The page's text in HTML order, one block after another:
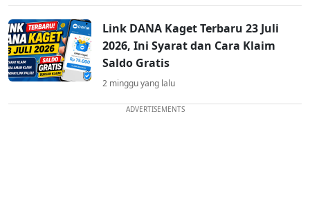
Link DANA Kaget Terbaru 23 Juli
2026, Ini Syarat dan Cara Klaim
Saldo Gratis
2 minggu yang lalu
ADVERTISEMENTS